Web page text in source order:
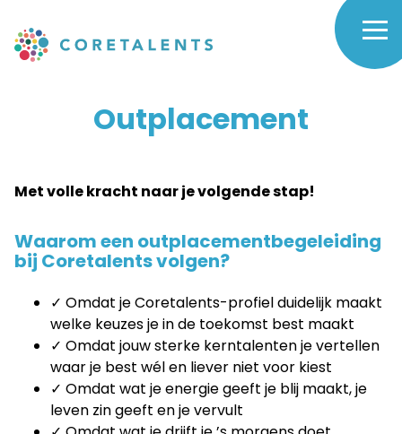
main
Outplacement
Outplacement
Met volle kracht naar je volgende stap!
Waarom een outplacementbegeleiding
bij Coretalents volgen?
✓ Omdat je Coretalents-profiel duidelijk maakt
welke keuzes je in de toekomst best maakt
✓ Omdat jouw sterke kerntalenten je vertellen
waar je best wél en liever niet voor kiest
✓ Omdat wat je energie geeft je blij maakt, je
leven zin geeft en je vervult